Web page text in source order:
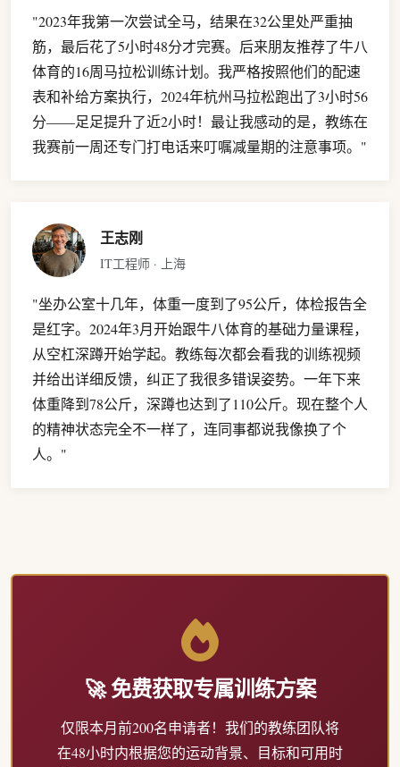
"2023年我第一次尝试全马，结果在32公里处严重抽
筋，最后花了5小时48分才完赛。后来朋友推荐了牛八
体育的16周马拉松训练计划。我严格按照他们的配速
表和补给方案执行，2024年杭州马拉松跑出了3小时56
分——足足提升了近2小时！最让我感动的是，教练在
我赛前一周还专门打电话来叮嘱减量期的注意事项。"
王志刚
IT工程师 · 上海
"坐办公室十几年，体重一度到了95公斤，体检报告全
是红字。2024年3月开始跟牛八体育的基础力量课程，
从空杠深蹲开始学起。教练每次都会看我的训练视频
并给出详细反馈，纠正了我很多错误姿势。一年下来
体重降到78公斤，深蹲也达到了110公斤。现在整个人
的精神状态完全不一样了，连同事都说我像换了个
人。"
🚀 免费获取专属训练方案
仅限本月前200名申请者！我们的教练团队将
在48小时内根据您的运动背景、目标和可用时